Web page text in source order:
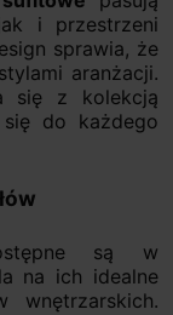
i przestrzeni
sprawia, że
aranżacji.
się z kolekcją
do każdego
są w
na ich idealne
wnętrzarskich.